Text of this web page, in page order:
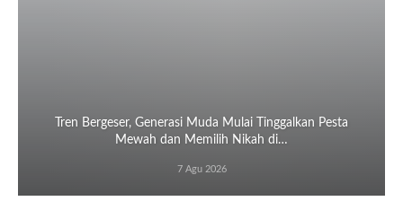
Tren Bergeser, Generasi Muda Mulai Tinggalkan Pesta
Mewah dan Memilih Nikah di…
7 Agu 2026